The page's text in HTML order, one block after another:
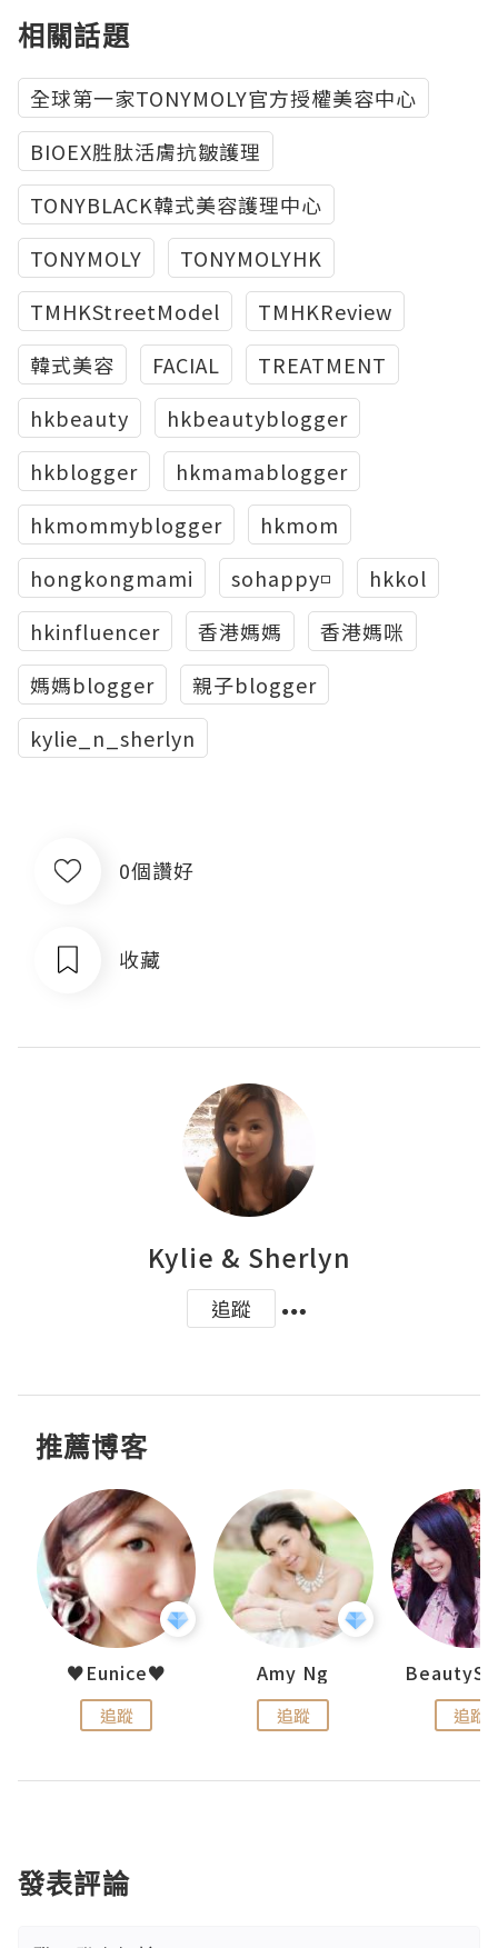
相關話題
全球第一家TONYMOLY官方授權美容中心
BIOEX胜肽活膚抗皺護理
TONYBLACK韓式美容護理中心
TONYMOLY
TONYMOLYHK
TMHKStreetModel
TMHKReview
韓式美容
FACIAL
TREATMENT
hkbeauty
hkbeautyblogger
hkblogger
hkmamablogger
hkmommyblogger
hkmom
hongkongmami
sohappy◽️
hkkol
hkinfluencer
香港媽媽
香港媽咪
媽媽blogger
親子blogger
kylie_n_sherlyn
0個讚好
收藏
Kylie & Sherlyn
追蹤
推薦博客
♥Eunice♥
追蹤
Amy Ng
追蹤 追蹤
發表評論